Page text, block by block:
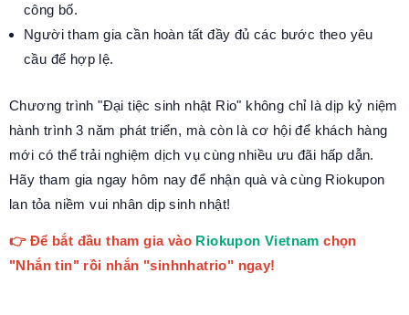
công bố.
Người tham gia cần hoàn tất đầy đủ các bước theo yêu
cầu để hợp lệ.
Chương trình "Đại tiệc sinh nhật Rio" không chỉ là dịp kỷ niệm
hành trình 3 năm phát triển, mà còn là cơ hội để khách hàng
mới có thể trải nghiệm dịch vụ cùng nhiều ưu đãi hấp dẫn.
Hãy tham gia ngay hôm nay để nhận quà và cùng Riokupon
lan tỏa niềm vui nhân dịp sinh nhật!
👉 Để bắt đầu tham gia vào Riokupon Vietnam chọn
"Nhắn tin" rồi nhắn "sinhnhatrio" ngay!